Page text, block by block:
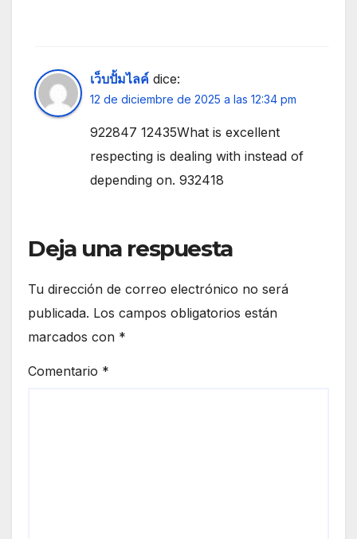
เว็บปั้มไลค์ dice:
12 de diciembre de 2025 a las 12:34 pm
922847 12435What is excellent
respecting is dealing with instead of
depending on. 932418
Deja una respuesta
Tu dirección de correo electrónico no será
publicada. Los campos obligatorios están
marcados con *
Comentario *